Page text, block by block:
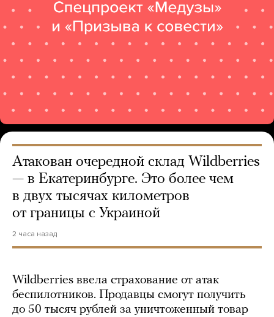
Атакован очередной склад Wildberries
— в Екатеринбурге. Это более чем
в двух тысячах километров
от границы с Украиной
2 часа назад
Wildberries ввела страхование от атак
беспилотников. Продавцы смогут получить
до 50 тысяч рублей за уничтоженный товар